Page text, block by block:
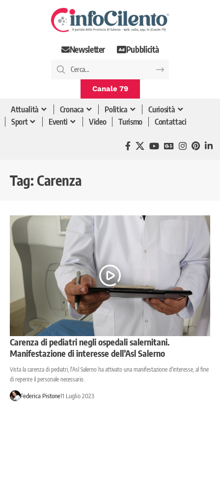
Newsletter Pubblicità
Canale 79
Attualità Cronaca Politica
Curiosità
Sport
Eventi Video Turismo Contattaci
Tag: Carenza
Carenza di pediatri negli ospedali salernitani.
Manifestazione di interesse dell’Asl Salerno
Vista la carenza di pediatri, l'Asl Salerno ha attivato una manifestazione d'interesse, al fine
di reperire il personale necessario.
Federica Pistone11 Luglio 2023